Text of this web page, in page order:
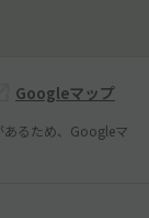
Googleマップ
るため、Googleマ